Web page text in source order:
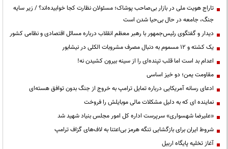
تاراج هویت ملی در بازار بی‌صاحب پوشاک؛ مسئولان نظارت کجا خوابیده‌اند؟ / زیر سایه
جنگ، جامعه در حال بی‌حیا شدن است
دیدار و گفتگوی رئیس‌جمهور با رهبر معظم انقلاب درباره مسائل اقتصادی و نظامی کشور
یک کشته و ۱۲ مسموم به دنبال مصرف مشروبات الکلی در نیشابور
اعدام بد است اما قلب تپنده‌ای را از سینه بیرون کشیدن نه!
مقاومت یمن؛ دو خیز اساسی
ادعای رسانه آمریکایی درباره تمایل ترامپ به خروج از جنگ بدون توافق هسته‌ای
نماینده ای که به دلیل مشکلات مالی موبایلش را فروخت
«علیرضا شهسواری» سرپرست اداره کل امور مجلس بنیاد شهید شد
شروط ایران برای بازگشایی تنگه هرمز بی‌اعتنا به لاف‌های گزاف ترامپ
آغاز تخلیه پایگاه اربیل